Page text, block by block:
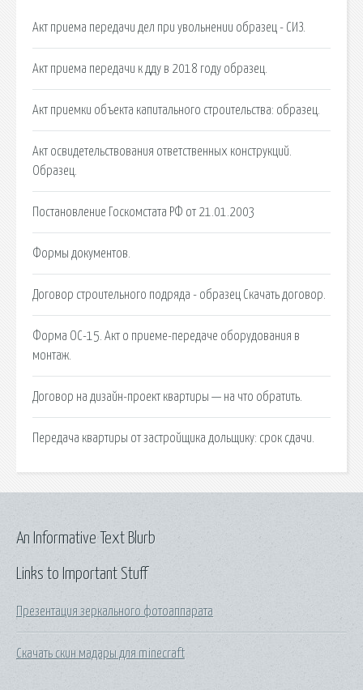
Акт приема передачи дел при увольнении образец - СИЗ.
Акт приема передачи к дду в 2018 году образец.
Акт приемки объекта капитального строительства: образец.
Акт освидетельствования ответственных конструкций.
Образец.
Постановление Госкомстата РФ от 21.01.2003
Формы документов.
Договор строительного подряда - образец Скачать договор.
Форма ОС-15. Акт о приеме-передаче оборудования в
монтаж.
Договор на дизайн-проект квартиры — на что обратить.
Передача квартиры от застройщика дольщику: срок сдачи.
Links to Important Stuff
Презентация зеркального фотоаппарата
Скачать скин мадары для minecraft
An Informative Text Blurb